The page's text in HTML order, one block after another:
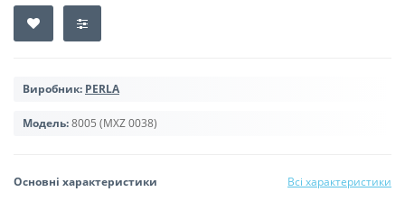
Виробник: PERLA
Модель:8005 (MXZ 0038)
Основні характеристики Всі характеристики